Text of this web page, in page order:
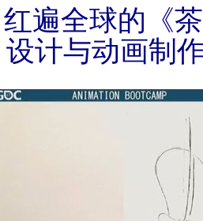
红遍全球的《
设计与动画制